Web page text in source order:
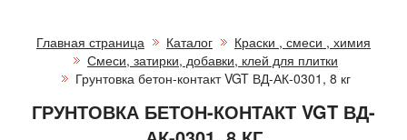
Главная страница Каталог
Краски , смеси , химия
Смеси, затирки, добавки, клей для плитки
Грунтовка бетон-контакт VGT ВД-АК-0301, 8 кг
ГРУНТОВКА БЕТОН-КОНТАКТ VGT ВД-